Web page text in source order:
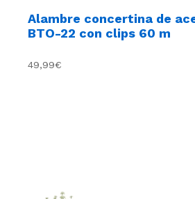
Alambre concertina de
BTO-22 con clips 60 m
49,99€